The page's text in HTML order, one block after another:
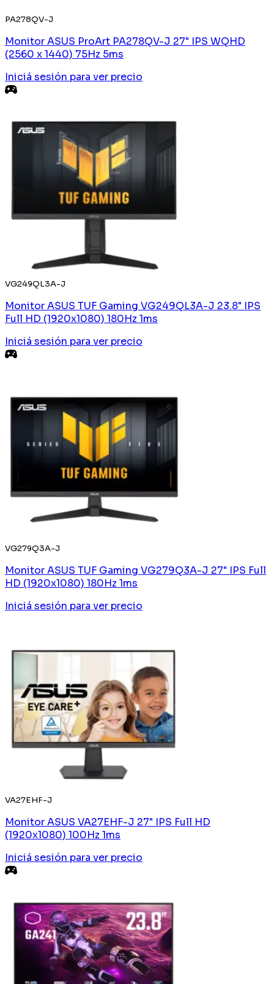
PA278QV-J
Monitor ASUS ProArt PA278QV-J 27" IPS WQHD
(2560 x 1440) 75Hz 5ms
Iniciá sesión para ver precio
VG249QL3A-J
Monitor ASUS TUF Gaming VG249QL3A-J 23.8" IPS
Full HD (1920x1080) 180Hz 1ms
Iniciá sesión para ver precio
VG279Q3A-J
Monitor ASUS TUF Gaming VG279Q3A-J 27" IPS Full
HD (1920x1080) 180Hz 1ms
Iniciá sesión para ver precio
VA27EHF-J
Monitor ASUS VA27EHF-J 27" IPS Full HD
(1920x1080) 100Hz 1ms
Iniciá sesión para ver precio